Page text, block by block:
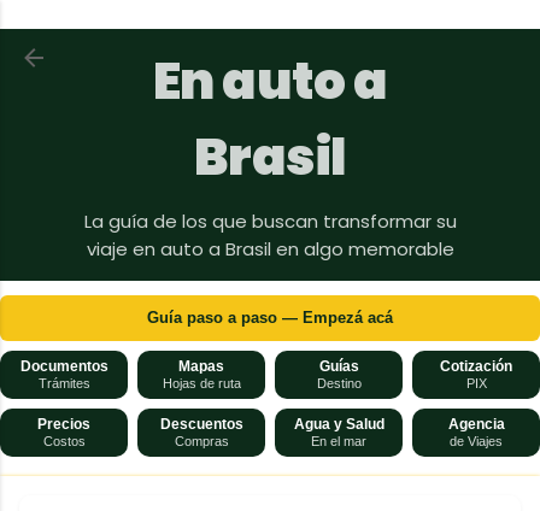
Ir al contenido principal
En auto a
Brasil
La guía de los que buscan transformar su
viaje en auto a Brasil en algo memorable
Guía paso a paso — Empezá acá
Documentos
Trámites
Mapas
Hojas de ruta
Guías
Destino
Cotización
PIX
Precios
Costos
Descuentos
Compras
Agua y Salud
En el mar
Agencia
de Viajes